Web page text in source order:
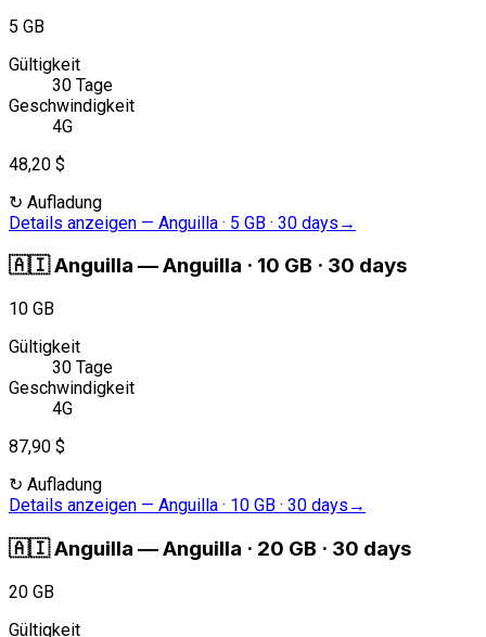
5 GB
Gültigkeit
30 Tage
Geschwindigkeit
4G
48,20 $
↻ Aufladung
Details anzeigen — Anguilla · 5 GB · 30 days →
🇦🇮Anguilla —Anguilla · 10 GB · 30 days
10 GB
Gültigkeit
30 Tage
Geschwindigkeit
4G
87,90 $
↻ Aufladung
Details anzeigen — Anguilla · 10 GB · 30 days →
🇦🇮Anguilla —Anguilla · 20 GB · 30 days
20 GB
Gültigkeit